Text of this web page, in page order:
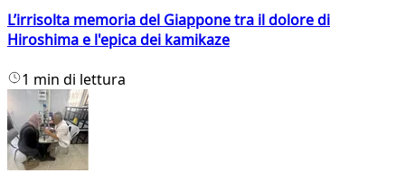
L’irrisolta memoria del Giappone tra il dolore di
Hiroshima e l'epica dei kamikaze
1 min di lettura